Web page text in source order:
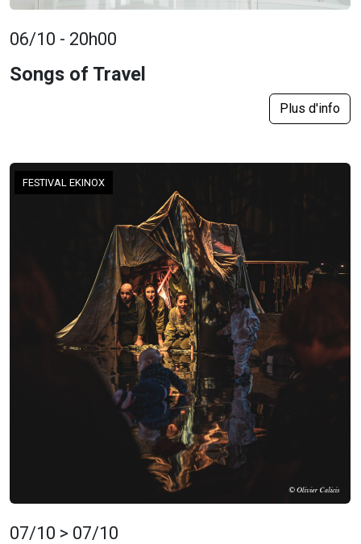
06/10 - 20h00
Songs of Travel
Plus d'info
FESTIVAL EKINOX
07/10 > 07/10